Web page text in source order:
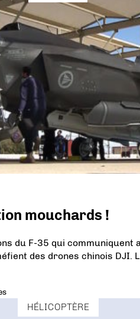
mouchards !
du F-35 qui communiquent
des drones chinois DJI.
HÉLICOPTÈRE